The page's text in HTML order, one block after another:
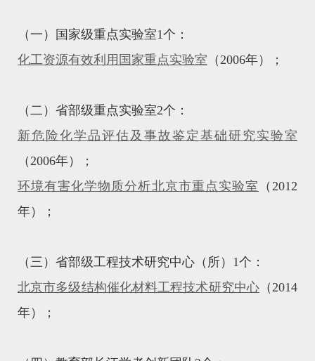
（一）国家级重点实验室1个：
化工资源有效利用国家重点实验室 （2006年）；
（二）省部级重点实验室2个：
新危险化学品评估及事故鉴定基础研究实验室
（2006年）；
环境有害化学物质分析北京市重点实验室 （2012
年）；
（三）省部级工程技术研究中心（所）1个：
北京市多级结构催化材料工程技术研究中心（2014
年）；